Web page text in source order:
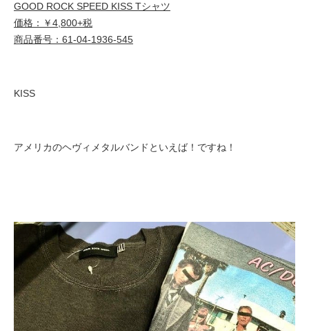
GOOD ROCK SPEED KISS Tシャツ
価格：￥4,800+税
商品番号：61-04-1936-545
KISS
アメリカのヘヴィメタルバンドといえば！ですね！